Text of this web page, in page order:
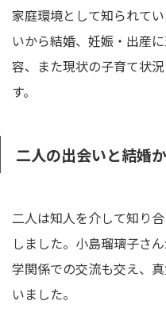
家庭環境として知られて
いから結婚、妊娠・出産
容、また現状の子育て状
す。
二人の出会いと結婚
二人は知人を介して知り
しました。小島瑠璃子さ
学関係での交流も交え、
いました。